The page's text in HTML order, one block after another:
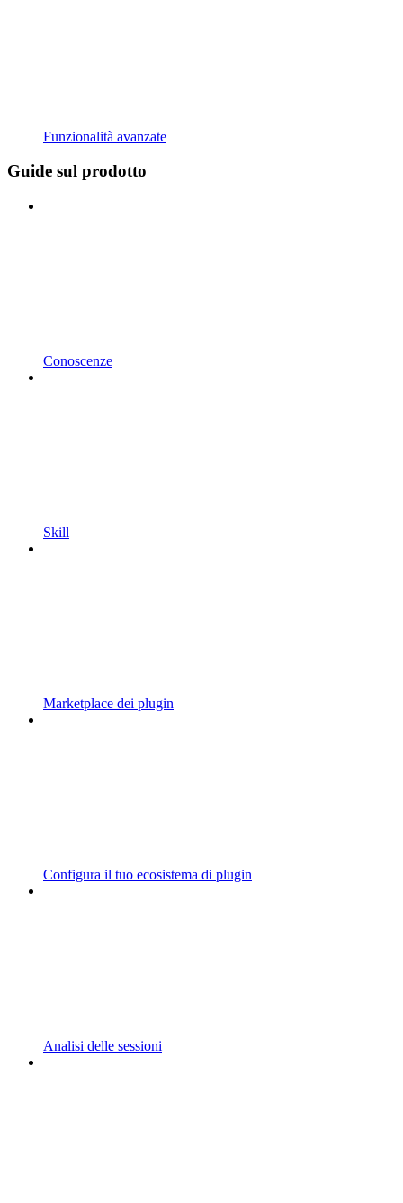
Funzionalità avanzate
Guide sul prodotto
Conoscenze
Skill
Marketplace dei plugin
Configura il tuo ecosistema di plugin
Analisi delle sessioni